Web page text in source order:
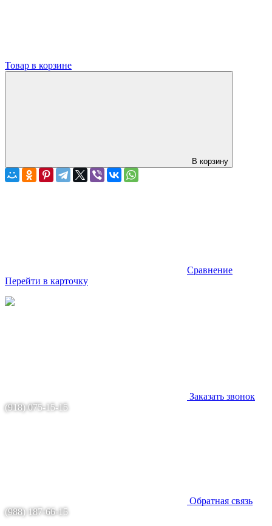
Товар в корзине
В корзину
Сравнение
Перейти в карточку
Заказать звонок
(918) 075-15-15
Обратная связь
(988) 187-66-15